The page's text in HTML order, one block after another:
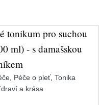
tonikum pro suchou
ml) - s damašskou
, Péče o pleť, Tonika
a krása